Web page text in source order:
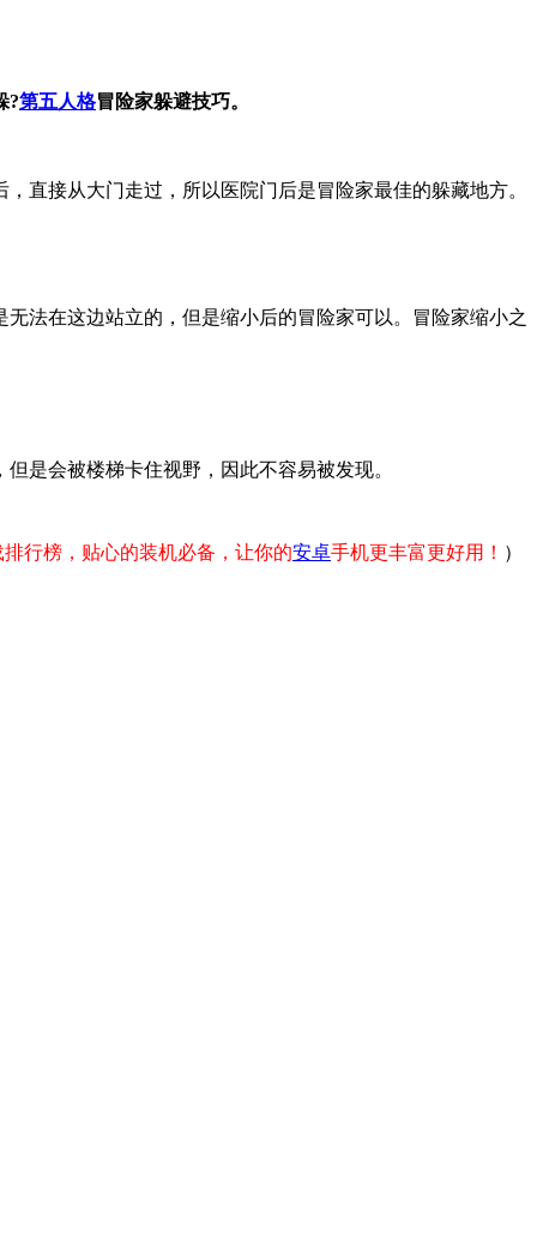
?第五人格冒险家躲避技巧。
直接从大门走过，所以医院门后是冒险家最佳的躲藏地方。
法在这边站立的，但是缩小后的冒险家可以。冒险家缩小之
是会被楼梯卡住视野，因此不容易被发现。
行榜，贴心的装机必备，让你的安卓手机更丰富更好用！ ）